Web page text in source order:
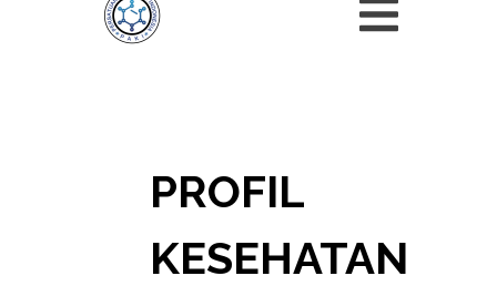
PROFIL
KESEHATAN